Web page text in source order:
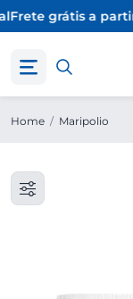
Frete grátis a partir
Home / Maripolio